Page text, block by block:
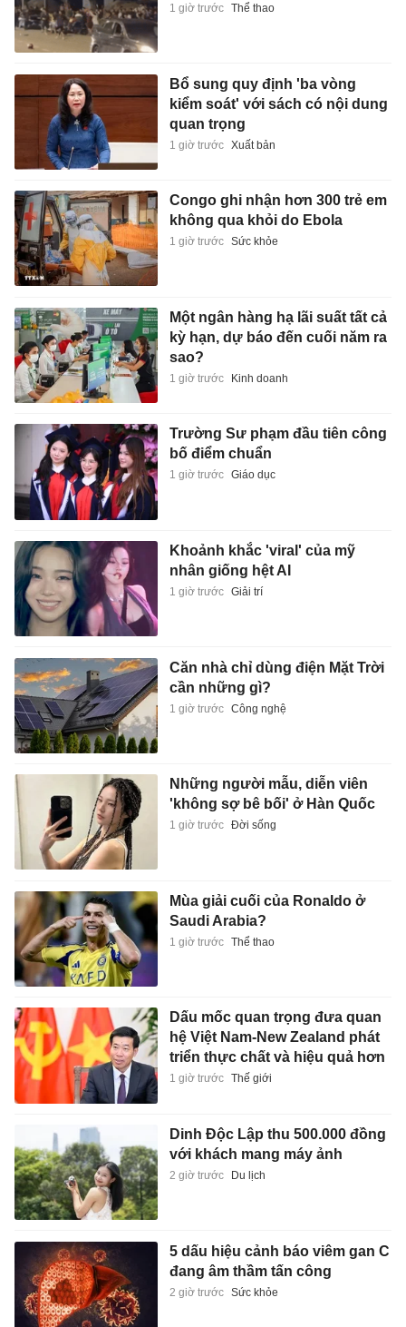
1 giờ trước Thể thao
Bổ sung quy định 'ba vòng
kiểm soát' với sách có nội dung
quan trọng
1 giờ trước Xuất bản
Congo ghi nhận hơn 300 trẻ em
không qua khỏi do Ebola
1 giờ trước Sức khỏe
Một ngân hàng hạ lãi suất tất cả
kỳ hạn, dự báo đến cuối năm ra
sao?
1 giờ trước Kinh doanh
Trường Sư phạm đầu tiên công
bố điểm chuẩn
1 giờ trước Giáo dục
Khoảnh khắc 'viral' của mỹ
nhân giống hệt AI
1 giờ trước Giải trí
Căn nhà chỉ dùng điện Mặt Trời
cần những gì?
1 giờ trước Công nghệ
Những người mẫu, diễn viên
'không sợ bê bối' ở Hàn Quốc
1 giờ trước Đời sống
Mùa giải cuối của Ronaldo ở
Saudi Arabia?
1 giờ trước Thể thao
Dấu mốc quan trọng đưa quan
hệ Việt Nam-New Zealand phát
triển thực chất và hiệu quả hơn
1 giờ trước Thế giới
Dinh Độc Lập thu 500.000 đồng
với khách mang máy ảnh
2 giờ trước Du lịch
5 dấu hiệu cảnh báo viêm gan C
đang âm thầm tấn công
2 giờ trước Sức khỏe